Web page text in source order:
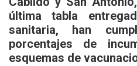
última tabla
sanitaria, han
porcentajes de
esquemas de